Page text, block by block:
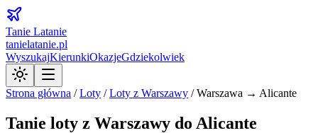
Tanie Latanie
tanielatanie.pl
WyszukajKierunkiOkazjeGdziekolwiek
Strona główna /Loty /Loty z Warszawy /Warszawa → Alicante
Tanie loty z Warszawy do Alicante